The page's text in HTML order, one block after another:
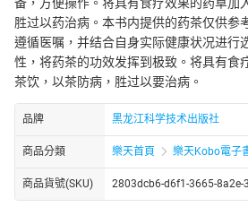
胜过以药治病。本书内提供的药茶仅供参
遵循医嘱，并结合自身实际健康状况进行
性，将药茶的功效发挥到极致。将具有食
茶饮，以茶防病，胜过以要治病。
品牌 黑龙江科学技术出版社
商品分類 樂天首頁 樂天Kobo電子
商品貨號(SKU) 2803dcb6-d6f1-3665-8a2e-